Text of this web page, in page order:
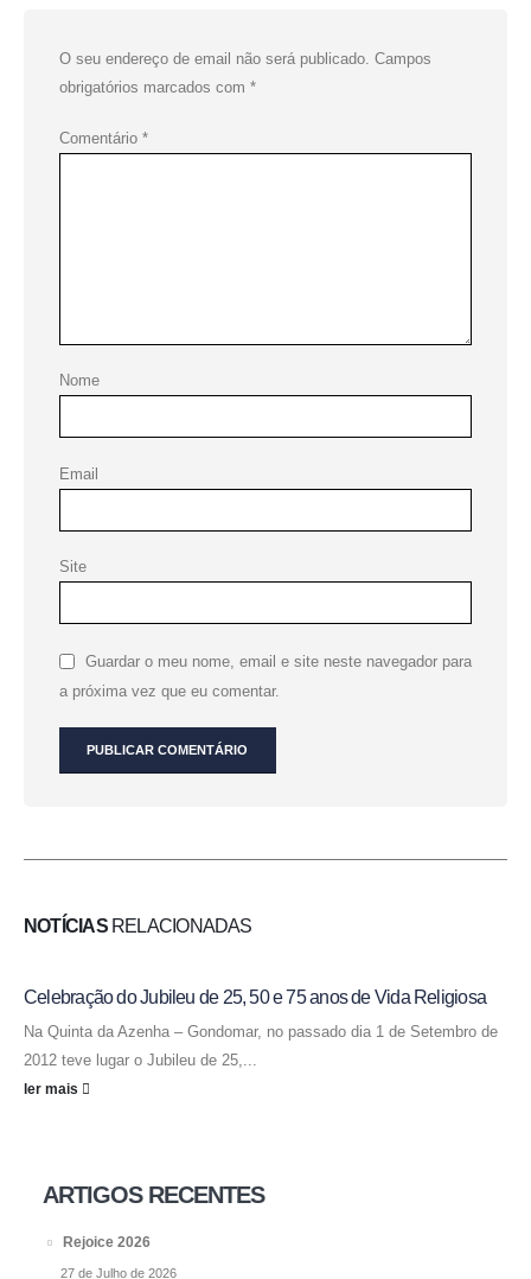
O seu endereço de email não será publicado. Campos
obrigatórios marcados com *
Comentário *
Nome
Email
Site
Guardar o meu nome, email e site neste navegador para
a próxima vez que eu comentar.
NOTÍCIASRELACIONADAS
Celebração do Jubileu de 25, 50 e 75 anos de Vida Religiosa
Na Quinta da Azenha – Gondomar, no passado dia 1 de Setembro de
2012 teve lugar o Jubileu de 25,...
ler mais
ARTIGOS RECENTES
Rejoice 2026
27 de Julho de 2026